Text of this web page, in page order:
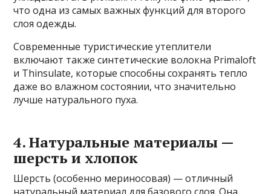
что одна из самых важных функций для второго
слоя одежды.
Современные туристические утеплители
включают также синтетические волокна Primaloft
и Thinsulate, которые способны сохранять тепло
даже во влажном состоянии, что значительно
лучше натурального пуха.
4. Натуральные материалы —
шерсть и хлопок
Шерсть (особенно мериносовая) — отличный